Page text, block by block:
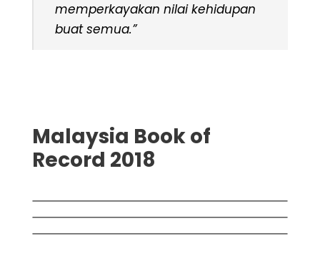
memperkayakan nilai kehidupan
buat semua.”
Malaysia Book of
Record 2018